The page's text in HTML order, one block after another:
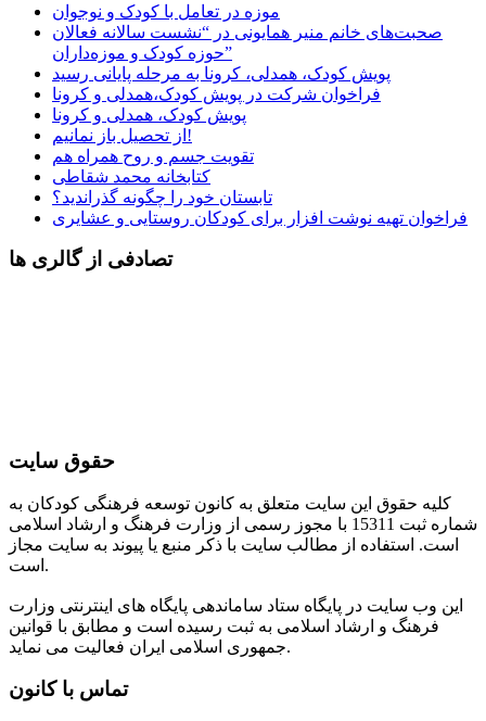
موزه در تعامل با کودک و نوجوان
صحبت‌های خانم منیر همایونی در “نشست سالانه فعالان
حوزه کودک و موزه‌داران”
پویش کودک، همدلی، کرونا به مرحله پایانی رسید
فراخوان شرکت در پویش کودک،همدلی و کرونا
پویش کودک، همدلی و کرونا
از تحصیل باز نمانیم!
تقویت جسم و روح همراه هم
کتابخانه محمد شقاطی
تابستان خود را چگونه گذراندید؟
فراخوان تهیه نوشت افزار برای کودکان روستایی و عشایری
تصادفی از گالری ها
حقوق سایت
کلیه حقوق این سایت متعلق به کانون توسعه فرهنگی کودکان به
شماره ثبت 15311 با مجوز رسمی از وزارت فرهنگ و ارشاد اسلامی
است. استفاده از مطالب سایت با ذکر منبع یا پیوند به سایت مجاز
است.
این وب سایت در پایگاه ستاد ساماندهی پایگاه های اینترنتی وزارت
فرهنگ و ارشاد اسلامی به ثبت رسیده است و مطابق با قوانین
جمهوری اسلامی ایران فعالیت می نماید.
تماس با کانون